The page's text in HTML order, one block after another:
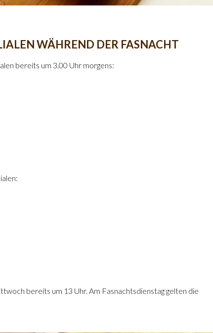
WÄHREND DER FASNACHT
bereits um 3.00 Uhr morgens:
bereits um 13 Uhr. Am Fasnachtsdienstag gelten die